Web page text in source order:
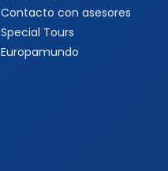
Marcas y buscador